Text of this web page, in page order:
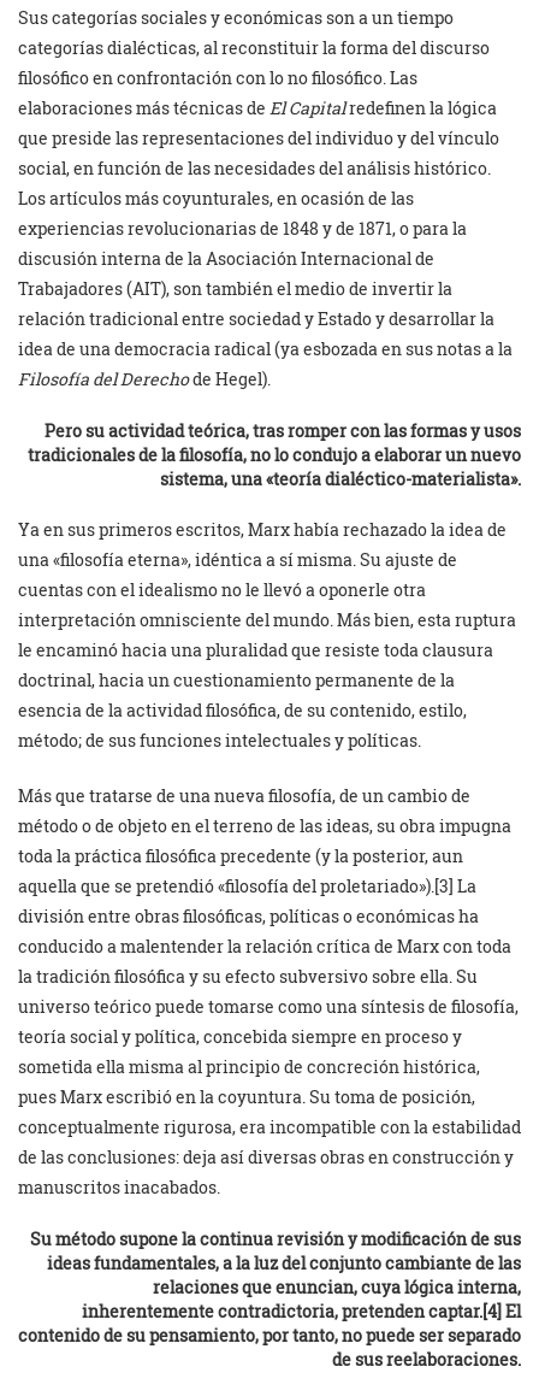
Sus categorías sociales y económicas son a un tiempo
categorías dialécticas, al reconstituir la forma del discurso
filosófico en confrontación con lo no filosófico. Las
elaboraciones más técnicas de El Capitalredefinen la lógica
que preside las representaciones del individuo y del vínculo
social, en función de las necesidades del análisis histórico.
Los artículos más coyunturales, en ocasión de las
experiencias revolucionarias de 1848 y de 1871, o para la
discusión interna de la Asociación Internacional de
Trabajadores (AIT), son también el medio de invertir la
relación tradicional entre sociedad y Estado y desarrollar la
idea de una democracia radical (ya esbozada en sus notas a la
Filosofía del Derechode Hegel).
Pero su actividad teórica, tras romper con las formas y usos
tradicionales de la filosofía, no lo condujo a elaborar un nuevo
sistema, una «teoría dialéctico-materialista».
Ya en sus primeros escritos, Marx había rechazado la idea de
una «filosofía eterna», idéntica a sí misma. Su ajuste de
cuentas con el idealismo no le llevó a oponerle otra
interpretación omnisciente del mundo. Más bien, esta ruptura
le encaminó hacia una pluralidad que resiste toda clausura
doctrinal, hacia un cuestionamiento permanente de la
esencia de la actividad filosófica, de su contenido, estilo,
método; de sus funciones intelectuales y políticas.
Más que tratarse de una nueva filosofía, de un cambio de
método o de objeto en el terreno de las ideas, su obra impugna
toda la práctica filosófica precedente (y la posterior, aun
aquella que se pretendió «filosofía del proletariado»).[3] La
división entre obras filosóficas, políticas o económicas ha
conducido a malentender la relación crítica de Marx con toda
la tradición filosófica y su efecto subversivo sobre ella. Su
universo teórico puede tomarse como una síntesis de filosofía,
teoría social y política, concebida siempre en proceso y
sometida ella misma al principio de concreción histórica,
pues Marx escribió en la coyuntura. Su toma de posición,
conceptualmente rigurosa, era incompatible con la estabilidad
de las conclusiones: deja así diversas obras en construcción y
manuscritos inacabados.
Su método supone la continua revisión y modificación de sus
ideas fundamentales, a la luz del conjunto cambiante de las
relaciones que enuncian, cuya lógica interna,
inherentemente contradictoria, pretenden captar.[4] El
contenido de su pensamiento, por tanto, no puede ser separado
de sus reelaboraciones.